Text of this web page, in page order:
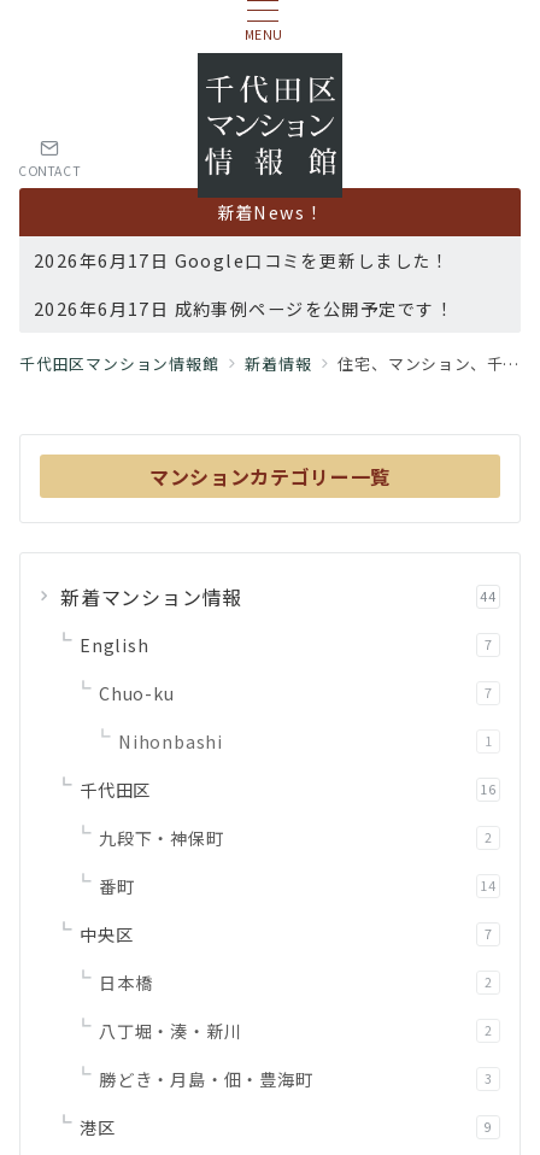
MENU
CONTACT
新着News！
2026年6月17日 Google口コミを更新しました！
2026年6月17日 成約事例ページを公開予定です！
千代田区マンション情報館 新着情報 住宅、マンション、千代田区、人気
マンションカテゴリー一覧
新着マンション情報 44
English 7
Chuo-ku 7
Nihonbashi 1
千代田区 16
九段下・神保町 2
番町 14
中央区 7
日本橋 2
八丁堀・湊・新川 2
勝どき・月島・佃・豊海町 3
港区 9